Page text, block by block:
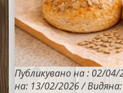
Публикувано на : 02/
на: 13/02/2026 /